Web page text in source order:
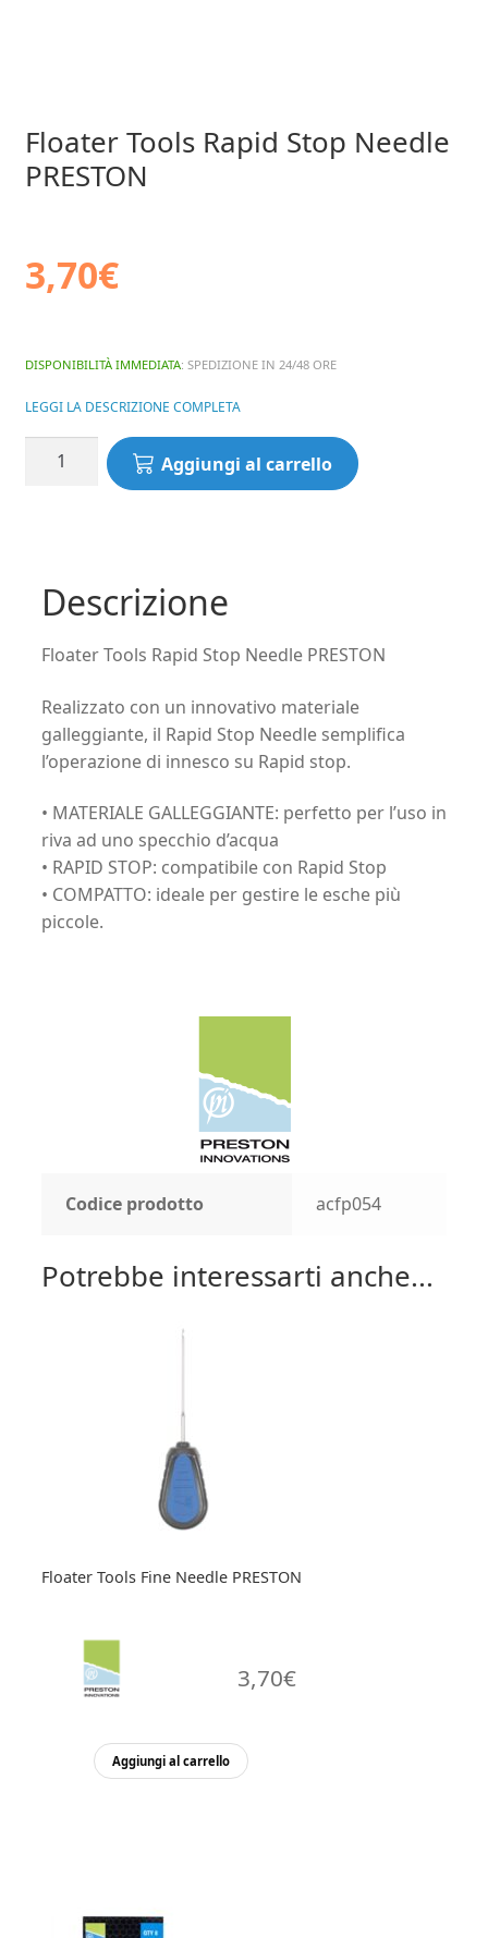
Floater Tools Rapid Stop Needle
PRESTON
3,70€
DISPONIBILITÀ IMMEDIATA: SPEDIZIONE IN 24/48 ORE
LEGGI LA DESCRIZIONE COMPLETA
Floater
PRESTON
quantità
Aggiungi al carrello
Descrizione
Floater Tools Rapid Stop Needle PRESTON
Realizzato con un innovativo materiale
galleggiante, il Rapid Stop Needle semplifica
l’operazione di innesco su Rapid stop.
• MATERIALE GALLEGGIANTE: perfetto per l’uso in
riva ad uno specchio d’acqua
• RAPID STOP: compatibile con Rapid Stop
• COMPATTO: ideale per gestire le esche più
piccole.
Codice prodotto acfp054
Potrebbe interessarti anche...
Floater Tools Fine Needle PRESTON
3,70€
Aggiungi al carrello